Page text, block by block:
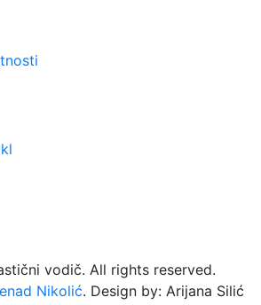
vodič. All rights reserved.
Nikolić. Design by: Arijana Silić